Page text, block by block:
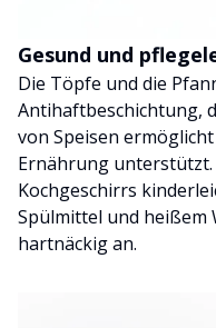
Gesund und
Die Töpfe und die
Antihaftbeschichtung,
von Speisen
Ernährung unterstützt.
Kochgeschirrs
Spülmittel und heißem
hartnäckig an.